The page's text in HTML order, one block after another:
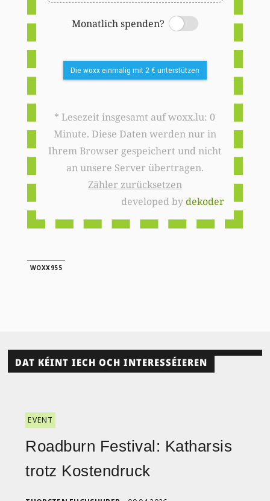
Monatlich spenden?
Switch
Die woxx einmalig mit 2 € unterstützen
* Lesezeit insgesamt auf woxx.lu: 0
Minute. Diese Daten werden nur in
Ihrem Browser gespeichert und nicht
an unsere Server übertragen.
Zähler zurücksetzen
developed bydekoder
WOXX955
DAT KÉINT IECH OCH INTERESSÉIEREN
EVENT
Roadburn Festival: Katharsis
trotz Kostendruck